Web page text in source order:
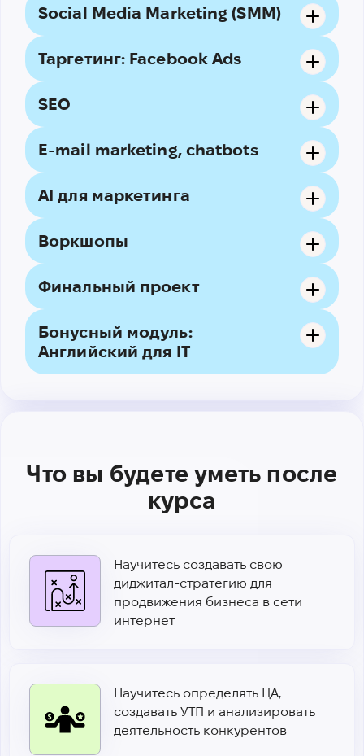
Практика:
Social Media Marketing (SMM)
Таргетинг: Facebook Ads
SEO
E-mail marketing, chatbots
Автоматизация email-маркетинга.
Практика:
AI для маркетинга
SEO и AI — Составление метаданных
Анализ данных
Составление технического задания (ТЗ) для
Написание текстов
Написание блогов
Дополнительные задачи для SEO, которые
Воркшопы
Финальный проект
Бонусный модуль:
Английский для IT
Что вы будете уметь после
курса
Научитесь создавать свою
диджитал-стратегию для
продвижения бизнеса в сети
интернет
Научитесь определять ЦА,
создавать УТП и анализировать
деятельность конкурентов